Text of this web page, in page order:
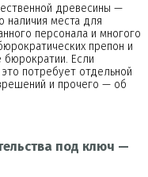
древесины —
наличия места для
персонала и многого
препон и
Если
потребует отдельной
и прочего — об
под ключ —